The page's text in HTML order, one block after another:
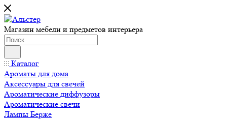
Магазин мебели и предметов интерьера
Каталог
Ароматы для дома
Аксессуары для свечей
Ароматические диффузоры
Ароматические свечи
Лампы Берже